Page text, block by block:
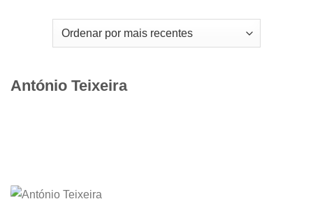
António Teixeira